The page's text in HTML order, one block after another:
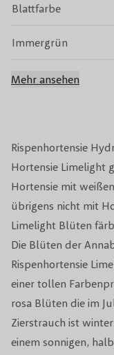
Rispenhortensie
Hortensie Limelight
Hortensie mit
übrigens nicht mit
Limelight Blüten
Die Blüten der
Rispenhortensie
einer tollen
rosa Blüten die im
Zierstrauch ist
einem sonnigen,
Blattfarbe
Immergrün
Fruchttragend
Standort
Winterhärte
Anpflanzungszeit
Artenvielfalt
Mehr ansehen